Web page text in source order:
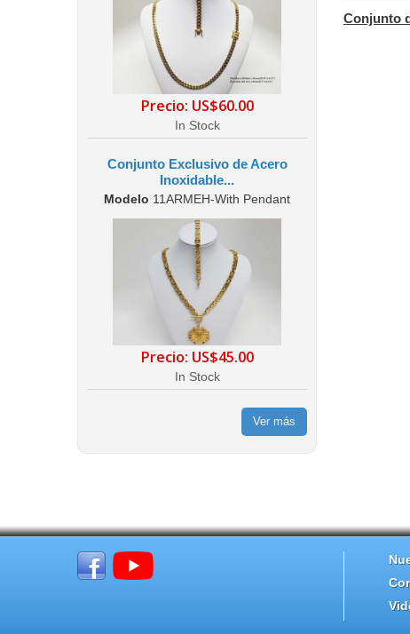
Precio: US$60.00
In Stock
Conjunto Exclusivo de Acero
Inoxidable...
Modelo 11ARMEH-With Pendant
Precio: US$45.00
In Stock
Ver más
Conjunto